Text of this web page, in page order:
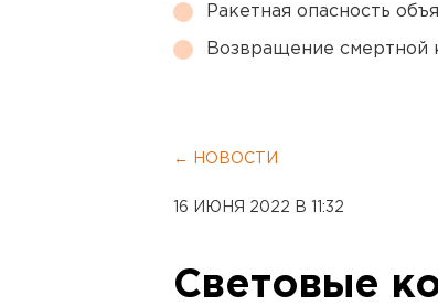
Ракетная опасность
Возвращение смертной
← НОВОСТИ
16 ИЮНЯ 2022 В 11:32
Световые